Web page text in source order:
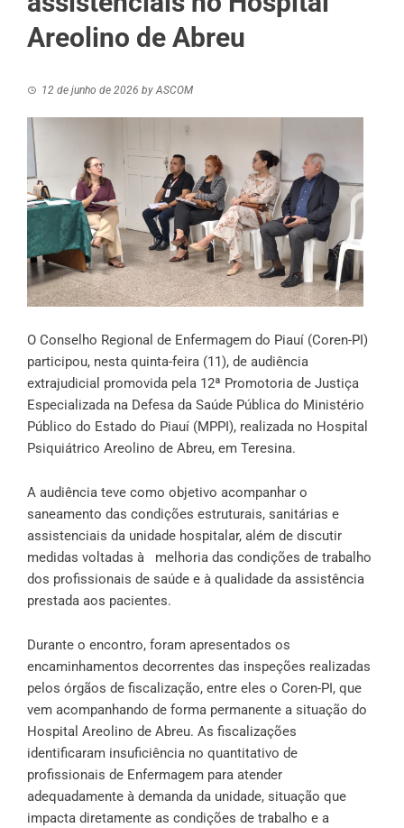
Areolino de Abreu
12 de junho de 2026 byASCOM
O Conselho Regional de Enfermagem do Piauí (Coren-PI)
participou, nesta quinta-feira (11), de audiência
extrajudicial promovida pela 12ª Promotoria de Justiça
Especializada na Defesa da Saúde Pública do Ministério
Público do Estado do Piauí (MPPI), realizada no Hospital
Psiquiátrico Areolino de Abreu, em Teresina.
A audiência teve como objetivo acompanhar o
saneamento das condições estruturais, sanitárias e
assistenciais da unidade hospitalar, além de discutir
medidas voltadas à melhoria das condições de trabalho
dos profissionais de saúde e à qualidade da assistência
prestada aos pacientes.
Durante o encontro, foram apresentados os
encaminhamentos decorrentes das inspeções realizadas
pelos órgãos de fiscalização, entre eles o Coren-PI, que
vem acompanhando de forma permanente a situação do
Hospital Areolino de Abreu. As fiscalizações
identificaram insuficiência no quantitativo de
profissionais de Enfermagem para atender
adequadamente à demanda da unidade, situação que
impacta diretamente as condições de trabalho e a